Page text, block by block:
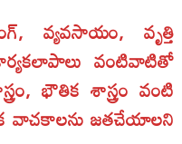
వ్యవసాయం, వృత్తి
వంటివాటితో
భౌతిక శాస్త్రం వంటి
వాచకాలను జతచేయాలని